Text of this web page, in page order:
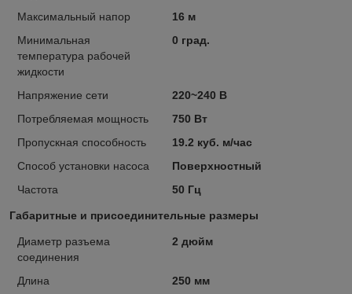
Максимальный напор
16 м
Минимальная
температура рабочей
жидкости
0 град.
Напряжение сети
220~240 В
Потребляемая мощность
750 Вт
Пропускная способность
19.2 куб. м/час
Способ установки насоса
Поверхностный
Частота
50 Гц
Габаритные и присоединительные размеры
Диаметр разъема
соединения
2 дюйм
Длина 250 мм